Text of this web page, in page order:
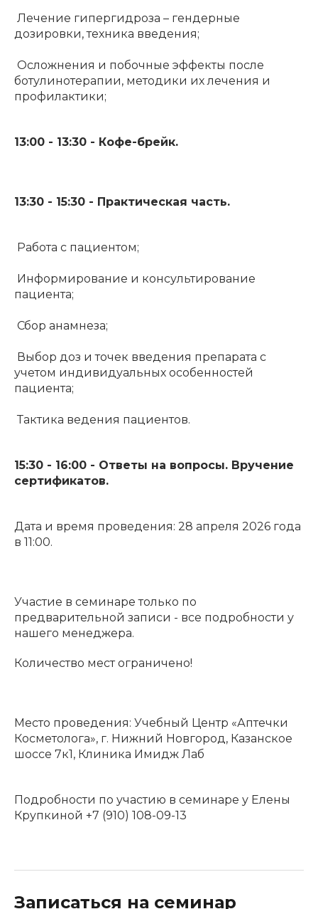
Лечение гипергидроза – гендерные
дозировки, техника введения;
Осложнения и побочные эффекты после
ботулинотерапии, методики их лечения и
профилактики;
13:00 - 13:30 - Кофе-брейк.
13:30 - 15:30 - Практическая часть.
Работа с пациентом;
Информирование и консультирование
пациента;
Сбор анамнеза;
Выбор доз и точек введения препарата с
учетом индивидуальных особенностей
пациента;
Тактика ведения пациентов.
15:30 - 16:00 - Ответы на вопросы. Вручение
сертификатов.
Дата и время проведения: 28 апреля 2026 года
в 11:00.
Участие в семинаре только по
предварительной записи - все подробности у
нашего менеджера.
Количество мест ограничено!
Место проведения: Учебный Центр «Аптечки
Косметолога», г. Нижний Новгород, Казанское
шоссе 7к1, Клиника Имидж Лаб
Подробности по участию в семинаре у Елены
Крупкиной +7 (910) 108-09-13
Записаться на семинар